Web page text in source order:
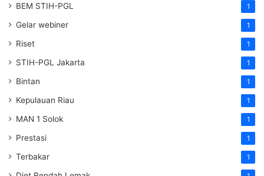
BEM STIH-PGL 1
Gelar webiner 1
Riset 1
STIH-PGL Jakarta 1
Bintan 1
Kepulauan Riau 1
MAN 1 Solok 1
Prestasi 1
Terbakar 1